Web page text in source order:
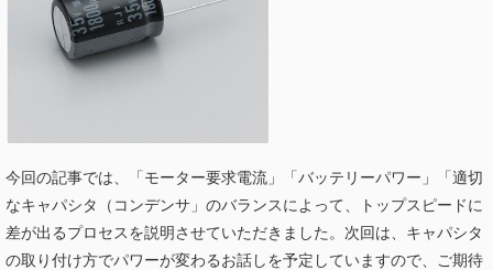
今回の記事では、「モーター要求電流」「バッテリーパワー」「適切
なキャパシタ（コンデンサ」のバランスによって、トップスピードに
差が出るプロセスを説明させていただきました。次回は、キャパシタ
の取り付け方でパワーが変わるお話しを予定していますので、ご期待